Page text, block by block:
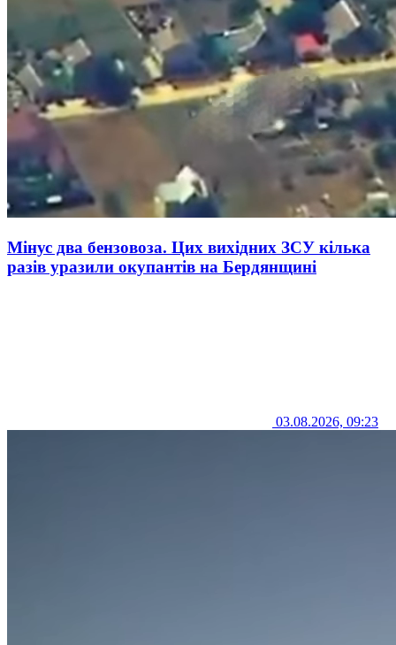
Мінус два бензовоза. Цих вихідних ЗСУ кілька
разів уразили окупантів на Бердянщині
03.08.2026, 09:23